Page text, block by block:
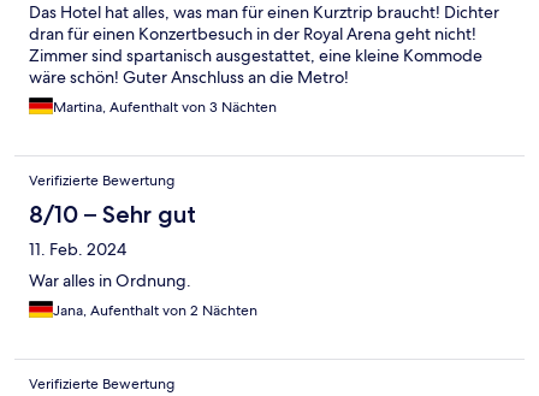
Das Hotel hat alles, was man für einen Kurztrip braucht! Dichter
dran für einen Konzertbesuch in der Royal Arena geht nicht!
Zimmer sind spartanisch ausgestattet, eine kleine Kommode
wäre schön! Guter Anschluss an die Metro!
Martina, Aufenthalt von 3 Nächten
Verifizierte Bewertung
8/10 – Sehr gut
11. Feb. 2024
War alles in Ordnung.
Jana, Aufenthalt von 2 Nächten
Verifizierte Bewertung